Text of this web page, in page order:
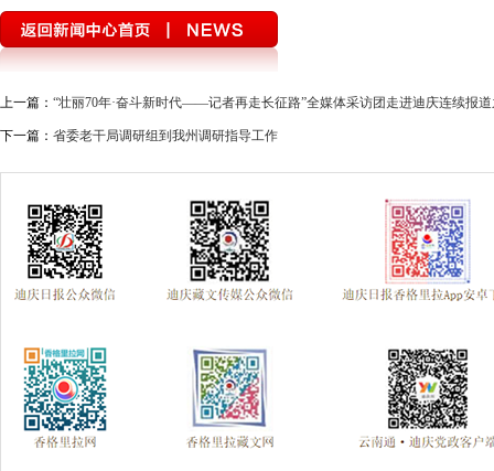
上一篇： “壮丽70年·奋斗新时代——记者再走长征路”全媒体采访团走进迪庆连续报
下一篇： 省委老干局调研组到我州调研指导工作